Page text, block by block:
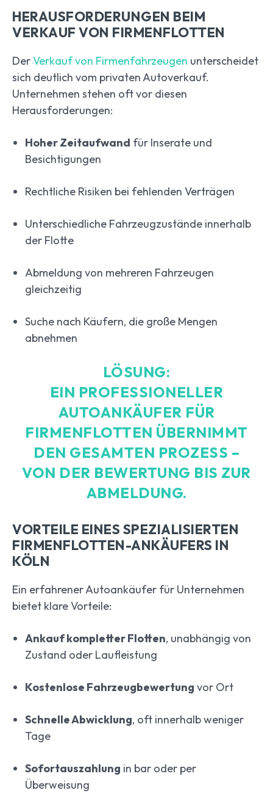
HERAUSFORDERUNGEN BEIM
VERKAUF VON FIRMENFLOTTEN
DerVerkauf von Firmenfahrzeugen unterscheidet
sich deutlich vom privaten Autoverkauf.
Unternehmen stehen oft vor diesen
Herausforderungen:
Hoher Zeitaufwand für Inserate und
Besichtigungen
Rechtliche Risiken bei fehlenden Verträgen
Unterschiedliche Fahrzeugzustände innerhalb
der Flotte
Abmeldung von mehreren Fahrzeugen
gleichzeitig
Suche nach Käufern, die große Mengen
abnehmen
LÖSUNG:
EIN PROFESSIONELLER
AUTOANKÄUFER FÜR
FIRMENFLOTTEN ÜBERNIMMT
DEN GESAMTEN PROZESS –
VON DER BEWERTUNG BIS ZUR
ABMELDUNG.
VORTEILE EINES SPEZIALISIERTEN
FIRMENFLOTTEN-ANKÄUFERS IN
KÖLN
Ein erfahrener Autoankäufer für Unternehmen
bietet klare Vorteile:
Ankauf kompletter Flotten, unabhängig von
Zustand oder Laufleistung
Kostenlose Fahrzeugbewertung vor Ort
Schnelle Abwicklung, oft innerhalb weniger
Tage
Sofortauszahlung in bar oder per
Überweisung